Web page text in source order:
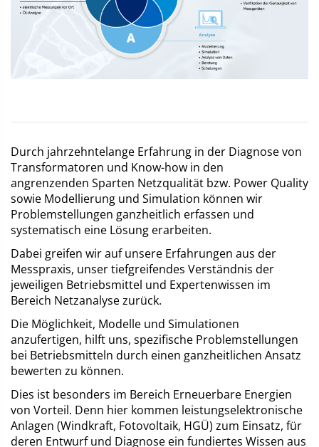
Durch jahrzehntelange Erfahrung in der Diagnose von
Transformatoren und Know-how in den
angrenzenden Sparten Netzqualität bzw. Power Quality
sowie Modellierung und Simulation können wir
Problemstellungen ganzheitlich erfassen und
systematisch eine Lösung erarbeiten.
Dabei greifen wir auf unsere Erfahrungen aus der
Messpraxis, unser tiefgreifendes Verständnis der
jeweiligen Betriebsmittel und Expertenwissen im
Bereich Netzanalyse zurück.
Die Möglichkeit, Modelle und Simulationen
anzufertigen, hilft uns, spezifische Problemstellungen
bei Betriebsmitteln durch einen ganzheitlichen Ansatz
bewerten zu können.
Dies ist besonders im Bereich Erneuerbare Energien
von Vorteil. Denn hier kommen leistungselektronische
Anlagen (Windkraft, Fotovoltaik, HGÜ) zum Einsatz, für
deren Entwurf und Diagnose ein fundiertes Wissen aus